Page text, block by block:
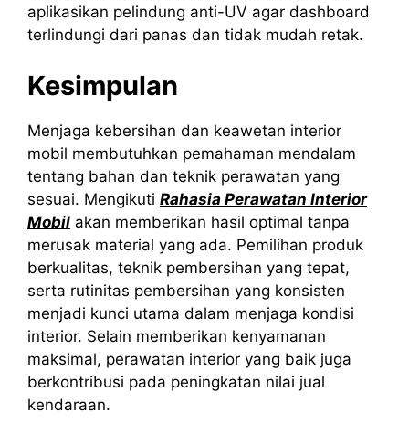
aplikasikan pelindung anti-UV agar dashboard
terlindungi dari panas dan tidak mudah retak.
Kesimpulan
Menjaga kebersihan dan keawetan interior
mobil membutuhkan pemahaman mendalam
tentang bahan dan teknik perawatan yang
sesuai. Mengikuti Rahasia Perawatan Interior
Mobil akan memberikan hasil optimal tanpa
merusak material yang ada. Pemilihan produk
berkualitas, teknik pembersihan yang tepat,
serta rutinitas pembersihan yang konsisten
menjadi kunci utama dalam menjaga kondisi
interior. Selain memberikan kenyamanan
maksimal, perawatan interior yang baik juga
berkontribusi pada peningkatan nilai jual
kendaraan.